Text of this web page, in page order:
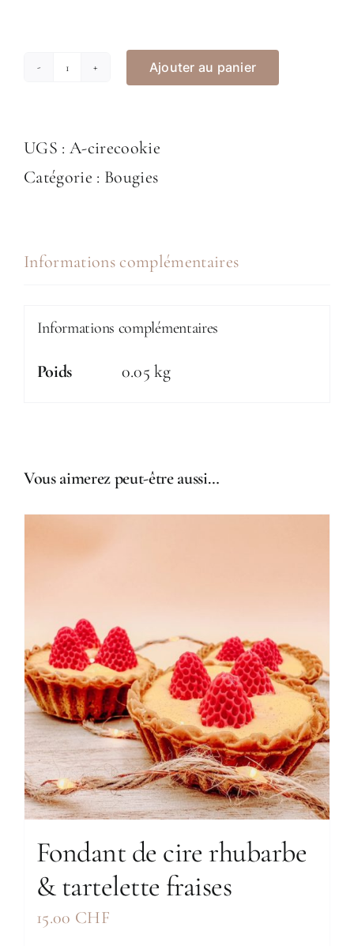
Fondant
de
au
Ajouter au panier
UGS : A-cirecookie
Catégorie : Bougies
Informations complémentaires
Informations complémentaires
Poids 0.05 kg
Vous aimerez peut-être aussi…
Fondant de cire rhubarbe
& tartelette fraises
15.00 CHF